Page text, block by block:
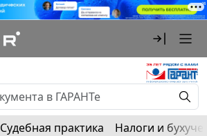
Судебная практика Налоги и